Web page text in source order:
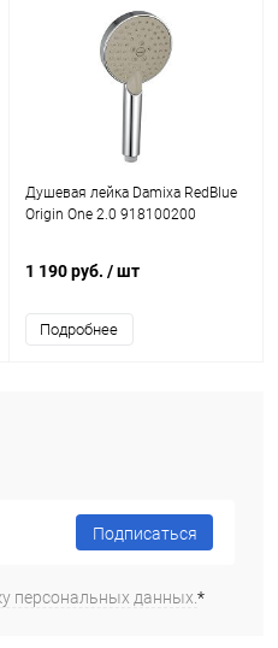
Душевая лейка Damixa RedBlue
Origin One 2.0 918100200
1 190 руб. / шт
Подробнее
Подписаться
персональных данных.*